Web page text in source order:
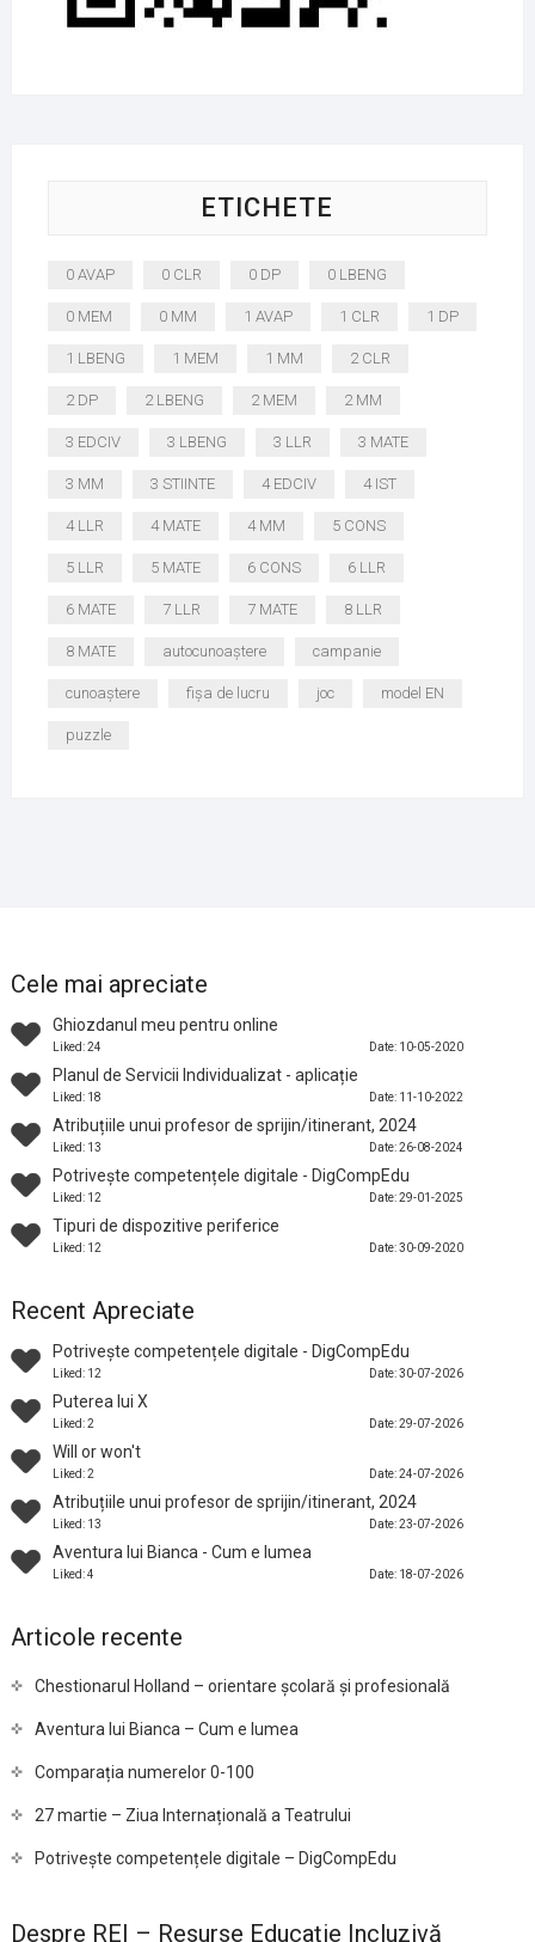
ETICHETE
0 AVAP 0 CLR 0 DP 0 LBENG
0 MEM 0 MM 1 AVAP 1 CLR 1 DP
1 LBENG 1 MEM 1 MM 2 CLR
2 DP 2 LBENG 2 MEM 2 MM
3 EDCIV 3 LBENG 3 LLR 3 MATE
3 MM 3 STIINTE 4 EDCIV 4 IST
4 LLR 4 MATE 4 MM 5 CONS
5 LLR 5 MATE 6 CONS 6 LLR
6 MATE 7 LLR 7 MATE 8 LLR
8 MATE autocunoaștere campanie
cunoaștere fișa de lucru joc model EN
puzzle
Cele mai apreciate
Ghiozdanul meu pentru online
Liked: 24 Date: 10-05-2020
Planul de Servicii Individualizat - aplicație
Liked: 18 Date: 11-10-2022
Atribuțiile unui profesor de sprijin/itinerant, 2024
Liked: 13 Date: 26-08-2024
Potrivește competențele digitale - DigCompEdu
Liked: 12 Date: 29-01-2025
Tipuri de dispozitive periferice
Liked: 12 Date: 30-09-2020
Recent Apreciate
Potrivește competențele digitale - DigCompEdu
Liked: 12 Date: 30-07-2026
Puterea lui X
Liked: 2 Date: 29-07-2026
Will or won't
Liked: 2 Date: 24-07-2026
Atribuțiile unui profesor de sprijin/itinerant, 2024
Liked: 13 Date: 23-07-2026
Aventura lui Bianca - Cum e lumea
Liked: 4 Date: 18-07-2026
Articole recente
Chestionarul Holland – orientare școlară și profesională
Aventura lui Bianca – Cum e lumea
Comparația numerelor 0-100
27 martie – Ziua Internațională a Teatrului
Potrivește competențele digitale – DigCompEdu
Despre REI – Resurse Educație Incluzivă